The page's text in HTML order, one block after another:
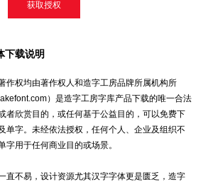
获取授权
下载说明
作权均由著作权人和造字工房品牌所属机构所
）是造字工房字库产品下载的唯一合法
者欣赏目的，或任何基于公益目的，可以免费下
单字。未经依法授权，任何个人、企业及组织不
用于任何商业目的或场景。
直不易，设计资源尤其汉字字体更是匮乏，造字